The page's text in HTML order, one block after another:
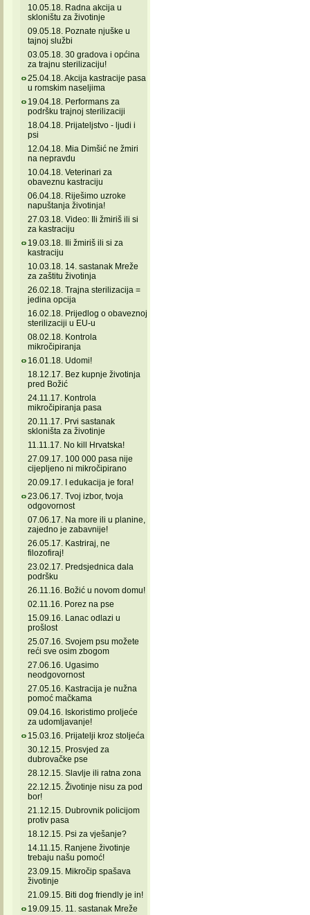
10.05.18. Radna akcija u
skloništu za životinje
09.05.18. Poznate njuške u
tajnoj službi
03.05.18. 30 gradova i općina
za trajnu sterilizaciju!
25.04.18. Akcija kastracije pasa
u romskim naseljima
19.04.18. Performans za
podršku trajnoj sterilizaciji
18.04.18. Prijateljstvo - ljudi i
psi
12.04.18. Mia Dimšić ne žmiri
na nepravdu
10.04.18. Veterinari za
obaveznu kastraciju
06.04.18. Riješimo uzroke
napuštanja životinja!
27.03.18. Video: Ili žmiriš ili si
za kastraciju
19.03.18. Ili žmiriš ili si za
kastraciju
10.03.18. 14. sastanak Mreže
za zaštitu životinja
26.02.18. Trajna sterilizacija =
jedina opcija
16.02.18. Prijedlog o obaveznoj
sterilizaciji u EU-u
08.02.18. Kontrola
mikročipiranja
16.01.18. Udomi!
18.12.17. Bez kupnje životinja
pred Božić
24.11.17. Kontrola
mikročipiranja pasa
20.11.17. Prvi sastanak
skloništa za životinje
11.11.17. No kill Hrvatska!
27.09.17. 100 000 pasa nije
cijepljeno ni mikročipirano
20.09.17. I edukacija je fora!
23.06.17. Tvoj izbor, tvoja
odgovornost
07.06.17. Na more ili u planine,
zajedno je zabavnije!
26.05.17. Kastriraj, ne
filozofiraj!
23.02.17. Predsjednica dala
podršku
26.11.16. Božić u novom domu!
02.11.16. Porez na pse
15.09.16. Lanac odlazi u
prošlost
25.07.16. Svojem psu možete
reći sve osim zbogom
27.06.16. Ugasimo
neodgovornost
27.05.16. Kastracija je nužna
pomoć mačkama
09.04.16. Iskoristimo proljeće
za udomljavanje!
15.03.16. Prijatelji kroz stoljeća
30.12.15. Prosvjed za
dubrovačke pse
28.12.15. Slavlje ili ratna zona
22.12.15. Životinje nisu za pod
bor!
21.12.15. Dubrovnik policijom
protiv pasa
18.12.15. Psi za vješanje?
14.11.15. Ranjene životinje
trebaju našu pomoć!
23.09.15. Mikročip spašava
životinje
21.09.15. Biti dog friendly je in!
19.09.15. 11. sastanak Mreže